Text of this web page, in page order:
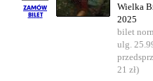
Wielka
2025
bilet
ulg.
21 zł)